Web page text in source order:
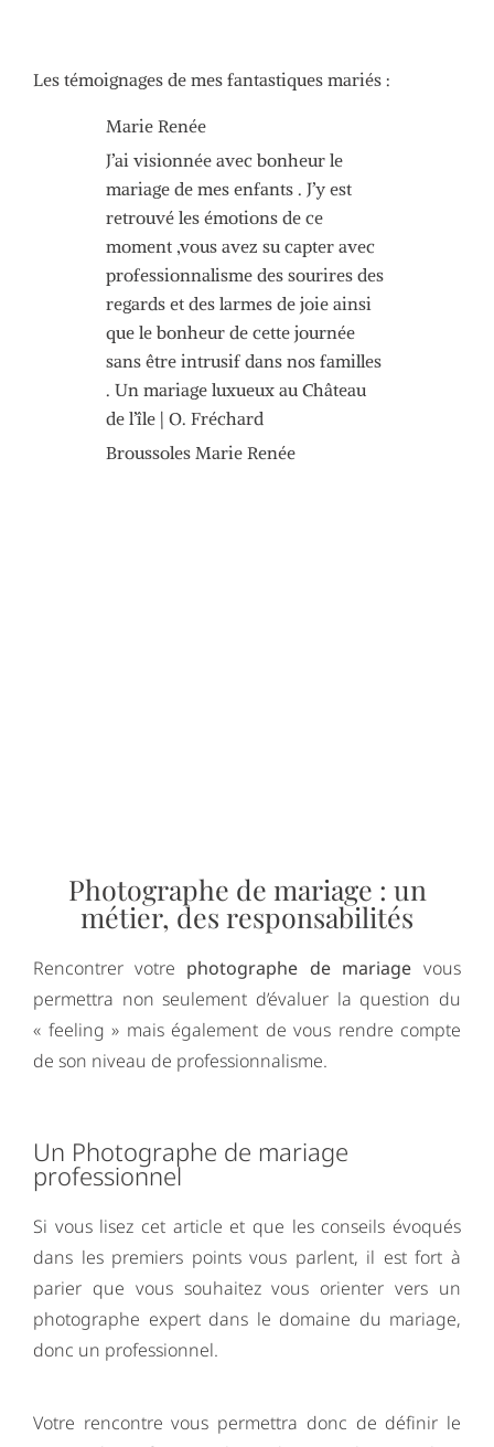
Les témoignages de mes fantastiques mariés :
Marie Renée
J’ai visionnée avec bonheur le
mariage de mes enfants . J’y est
retrouvé les émotions de ce
moment ,vous avez su capter avec
professionnalisme des sourires des
regards et des larmes de joie ainsi
que le bonheur de cette journée
sans être intrusif dans nos familles
. Un mariage luxueux au Château
de l’île | O. Fréchard
Broussoles Marie Renée
Photographe de mariage : un
métier, des responsabilités
Rencontrer votre photographe de mariage vous
permettra non seulement d’évaluer la question du
« feeling » mais également de vous rendre compte
de son niveau de professionnalisme.
Un Photographe de mariage
professionnel
Si vous lisez cet article et que les conseils évoqués
dans les premiers points vous parlent, il est fort à
parier que vous souhaitez vous orienter vers un
photographe expert dans le domaine du mariage,
donc un professionnel.
Votre rencontre vous permettra donc de définir le